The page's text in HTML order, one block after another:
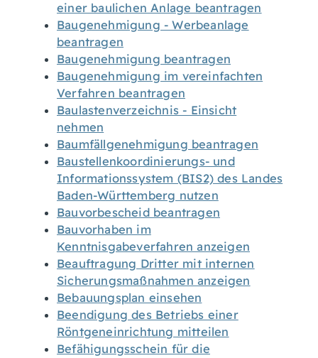
einer baulichen Anlage beantragen
Baugenehmigung - Werbeanlage
beantragen
Baugenehmigung beantragen
Baugenehmigung im vereinfachten
Verfahren beantragen
Baulastenverzeichnis - Einsicht
nehmen
Baumfällgenehmigung beantragen
Baustellenkoordinierungs- und
Informationssystem (BIS2) des Landes
Baden-Württemberg nutzen
Bauvorbescheid beantragen
Bauvorhaben im
Kenntnisgabeverfahren anzeigen
Beauftragung Dritter mit internen
Sicherungsmaßnahmen anzeigen
Bebauungsplan einsehen
Beendigung des Betriebs einer
Röntgeneinrichtung mitteilen
Befähigungsschein für die